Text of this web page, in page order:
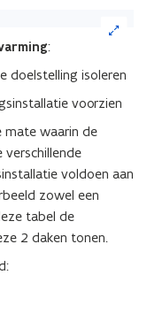
:
doelstelling isoleren
voorzien
waarin de
verschillende
voldoen aan
zowel een
tabel de
2 daken tonen.